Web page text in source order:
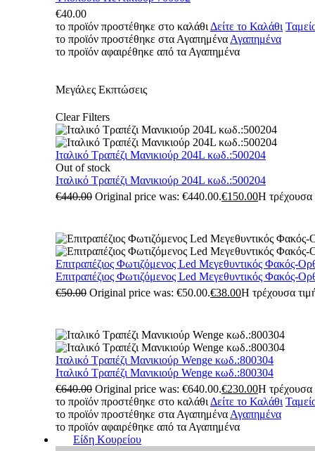
€40.00
το προϊόν προστέθηκε στο καλάθι Δείτε το Καλάθι
το προϊόν προστέθηκε στα Αγαπημένα Αγαπημένα
το προϊόν αφαιρέθηκε από τα Αγαπημένα
Μεγάλες Εκπτώσεις
Clear Filters
Ιταλικό Τραπέζι Μανικιούρ 204L κωδ.:500204
Out of stock
Ιταλικό Τραπέζι Μανικιούρ 204L κωδ.:500204
€440.00 Original price was: €440.00.€150.00Η τρέχουσα
Επιτραπέζιος Φωτιζόμενος Led Μεγεθυντικός Φακός-
Επιτραπέζιος Φωτιζόμενος Led Μεγεθυντικός Φακός-
€50.00 Original price was: €50.00.€38.00Η τρέχουσα
Ιταλικό Τραπέζι Μανικιούρ Wenge κωδ.:800304
Ιταλικό Τραπέζι Μανικιούρ Wenge κωδ.:800304
€640.00 Original price was: €640.00.€230.00Η τρέχουσα
το προϊόν προστέθηκε στο καλάθι Δείτε το Καλάθι
το προϊόν προστέθηκε στα Αγαπημένα Αγαπημένα
το προϊόν αφαιρέθηκε από τα Αγαπημένα
Είδη Κουρείου